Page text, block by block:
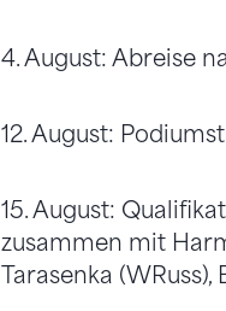
4. August: Abreise
12. August:
15. August:
zusammen mit
Tarasenka